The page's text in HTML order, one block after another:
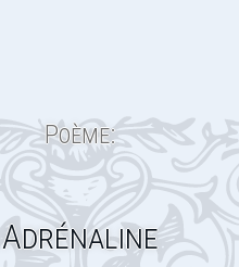
Poème:
Adrénaline